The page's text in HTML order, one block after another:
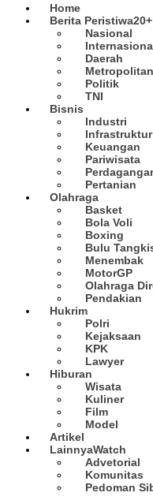
Home
Berita Peristiwa20+
Nasional
Daerah
Metropolitan
Politik
TNI
Bisnis
Industri
Infrastruktur
Keuangan
Pariwisata
Pertanian
Olahraga
Basket
Bola Voli
Boxing
Bulu
Menembak
MotorGP
Olahraga
Pendakian
Hukrim
Polri
Kejaksaan
KPK
Lawyer
Hiburan
Wisata
Kuliner
Film
Model
Artikel
LainnyaWatch
Advetorial
Komunitas
Pedoman